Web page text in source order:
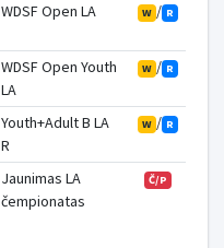
WDSF Open LA W / R
WDSF Open Youth
LA
W / R
Youth+Adult B LA
R
W / R
Jaunimas LA
čempionatas
Č/P